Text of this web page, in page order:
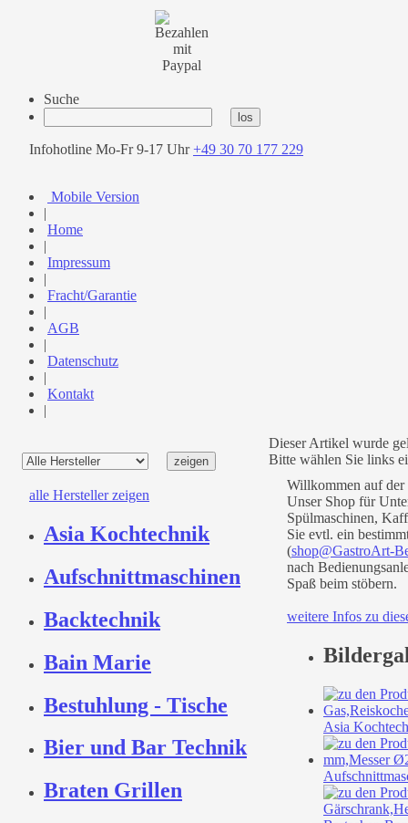
Suche
Infohotline Mo-Fr 9-17 Uhr+49 30 70 177 229
Mobile Version
|
Home
|
Impressum
|
Fracht/Garantie
|
AGB
|
Datenschutz
|
Kontakt
|
alle Hersteller zeigen
Asia Kochtechnik
Aufschnittmaschinen
Backtechnik
Bain Marie
Bestuhlung - Tische
Bier und Bar Technik
Braten Grillen
Dieser Artikel wurde
Bitte wählen Sie links
Willkommen auf der
Unser Shop für
Spülmaschinen,
Sie evtl. ein
(shop@GastroArt-
nach
Spaß beim stöbern.
weitere Infos zu
Asia